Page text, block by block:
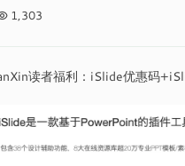
1,303
读者福利：iSlide优惠码